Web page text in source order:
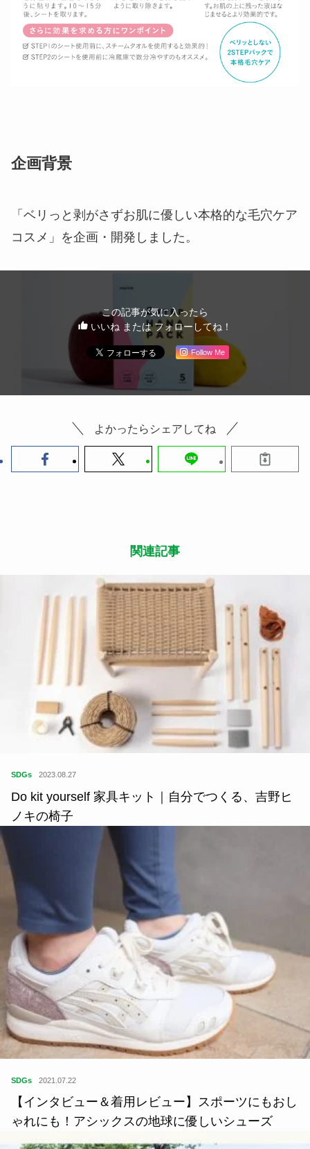
企画背景
「ベリっと剥がさずお肌に優しい本格的な毛穴ケア
コスメ」を企画・開発しました。
この記事が気に入ったら
いいね または フォローしてね！
Follow Me
よかったらシェアしてね
関連記事
SDGs 2023.08.27
Do kit yourself 家具キット｜自分でつくる、吉野ヒ
ノキの椅子
SDGs 2021.07.22
【インタビュー＆着用レビュー】スポーツにもおし
ゃれにも！アシックスの地球に優しいシューズ